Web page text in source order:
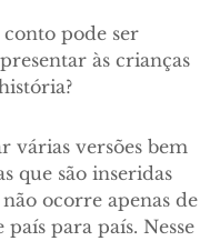
pode ser
às crianças
várias versões bem
que são inseridas
ocorre apenas de
para país. Nesse